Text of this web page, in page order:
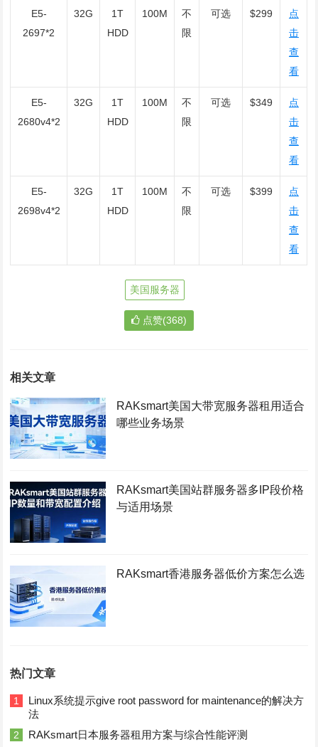
E5-
2697*2
32G
1T
HDD
100M
不
限
可选 $299
点
击
查
看
E5-
2680v4*2
32G
1T
HDD
100M
不
限
可选 $349
点
击
查
看
E5-
2698v4*2
32G
1T
HDD
100M
不
限
可选 $399
点
击
查
看
美国服务器
点赞(368)
相关文章
RAKsmart美国大带宽服务器租用适合
哪些业务场景
RAKsmart美国站群服务器多IP段价格
与适用场景
RAKsmart香港服务器低价方案怎么选
热门文章
1
Linux系统提示give root password for maintenance的解决方
法
2 RAKsmart日本服务器租用方案与综合性能评测